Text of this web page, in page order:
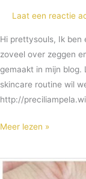
Laat een reactie
Hi prettysouls, Ik ben
zoveel over zeggen
gemaakt in mijn blog.
skincare routine wil
http://
Meer lezen »
Psoriasis